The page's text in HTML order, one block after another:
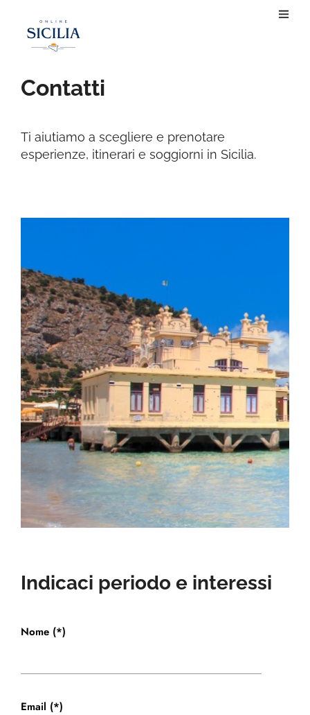
Contatti
Ti aiutiamo a scegliere e prenotare
esperienze, itinerari e soggiorni in Sicilia.
Indicaci periodo e interessi
Nome (*)
Email (*)